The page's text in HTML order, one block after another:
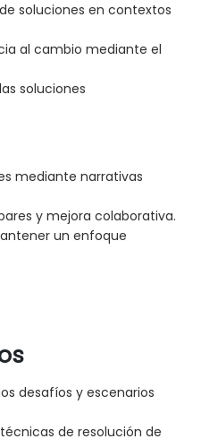
soluciones en contextos
al cambio mediante el
soluciones
mediante narrativas
y mejora colaborativa.
un enfoque
desafíos y escenarios
de resolución de